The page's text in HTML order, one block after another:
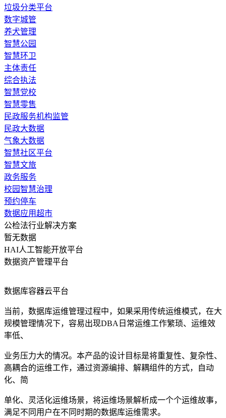
垃圾分类平台
数字城管
养犬管理
智慧公园
智慧环卫
主体责任
综合执法
智慧党校
智慧零售
民政服务机构监管
民政大数据
气象大数据
智慧社区平台
智慧文旅
政务服务
校园智慧治理
预约停车
数据应用超市
公检法行业解决方案
暂无数据
HAI人工智能开放平台
数据资产管理平台
数据库容器云平台
当前，数据库运维管理过程中，如果采用传统运维模式，在大
规模管理情况下，容易出现DBA日常运维工作繁琐、运维效
率低、
业务压力大的情况。本产品的设计目标是将重复性、复杂性、
高耦合的运维工作，通过资源编排、解耦组件的方式，自动
化、简
单化、灵活化运维场景，将运维场景解析成一个个运维故事，
满足不同用户在不同时期的数据库运维需求。